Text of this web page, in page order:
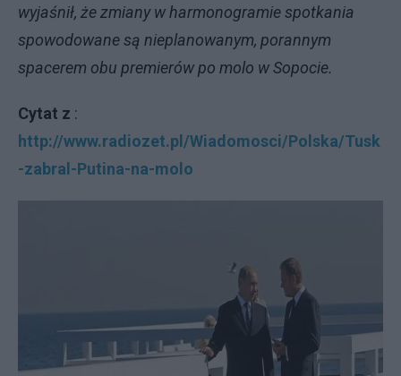
wyjaśnił, że zmiany w harmonogramie spotkania
spowodowane są nieplanowanym, porannym
spacerem obu premierów po molo w Sopocie.
Cytat z :
http://www.radiozet.pl/Wiadomosci/Polska/Tusk
-zabral-Putina-na-molo